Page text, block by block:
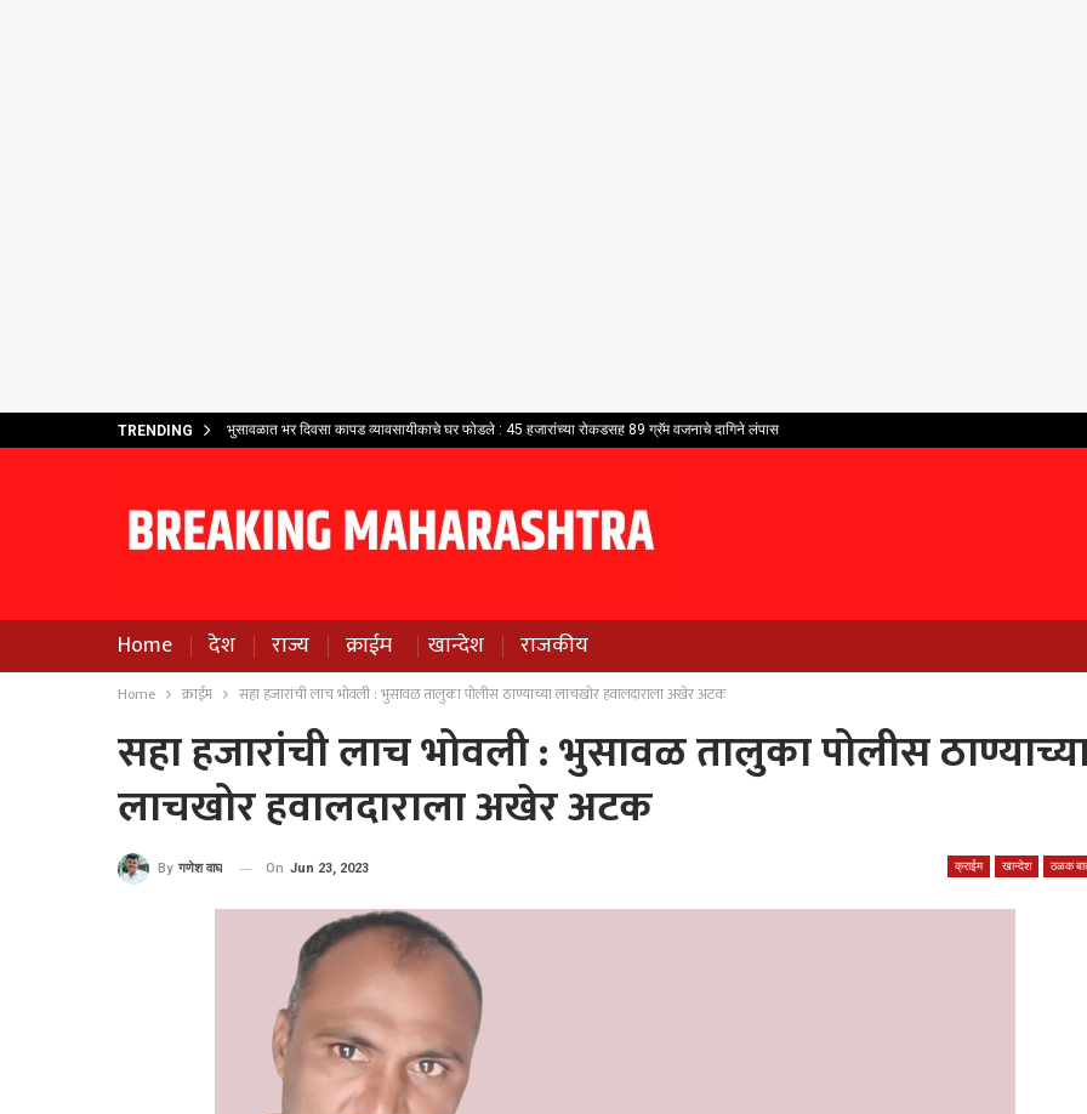
TRENDING भुसावळात भर दिवसा कापड व्यावसायीकाचे घर फोडले : 45 हजारांच्या रोकडसह 89 ग्रॅम वजनाचे दागिने लंपास
Home देश राज्य क्राईम खान्देश राजकीय
Home क्राईम सहा हजारांची लाच भोवली : भुसावळ तालुका पोलीस ठाण्याच्या लाचखोर हवालदाराला अखेर अटक
सहा हजारांची लाच भोवली : भुसावळ तालुका पोलीस
लाचखोर हवालदाराला अखेर अटक
क्राईम खान्देश ठळक
By गणेश वाघ On Jun 23, 2023